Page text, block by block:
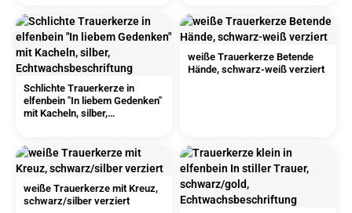
Schlichte Trauerkerze in
elfenbein "In liebem Gedenken"
mit Kacheln, silber,
weiße Trauerkerze Betende
Hände, schwarz-weiß verziert
weiße Trauerkerze mit Kreuz,
schwarz/silber verziert